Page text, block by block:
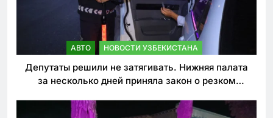
АВТО НОВОСТИ УЗБЕКИСТАНА
Депутаты решили не затягивать. Нижняя палата
за несколько дней приняла закон о резком